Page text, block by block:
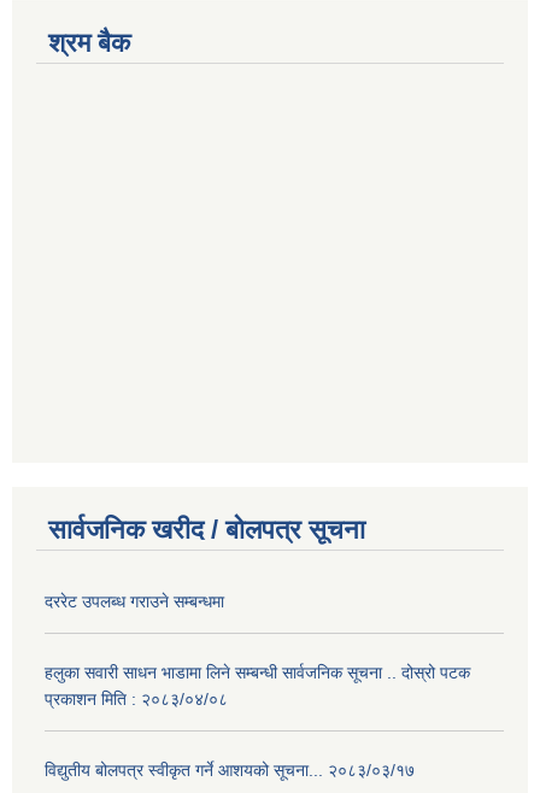
श्रम बैक
सार्वजनिक खरीद / बोलपत्र सूचना
दररेट उपलब्ध गराउने सम्बन्धमा
हलुका सवारी साधन भाडामा लिने सम्बन्धी सार्वजनिक सूचना .. दोस्रो पटक
प्रकाशन मिति : २०८३/०४/०८
विद्युतीय बोलपत्र स्वीकृत गर्ने आशयको सूचना... २०८३/०३/१७